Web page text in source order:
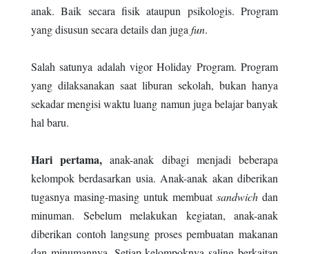
anak. Baik secara fisik ataupun psikologis. Program
yang disusun secara details dan juga fun.
Salah satunya adalah vigor Holiday Program. Program
yang dilaksanakan saat liburan sekolah, bukan hanya
sekadar mengisi waktu luang namun juga belajar banyak
hal baru.
Hari pertama, anak-anak dibagi menjadi beberapa
kelompok berdasarkan usia. Anak-anak akan diberikan
tugasnya masing-masing untuk membuat sandwich dan
minuman. Sebelum melakukan kegiatan, anak-anak
diberikan contoh langsung proses pembuatan makanan